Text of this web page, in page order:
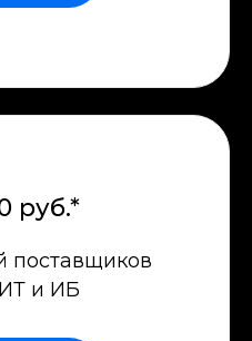
руб.*
поставщиков
и ИБ